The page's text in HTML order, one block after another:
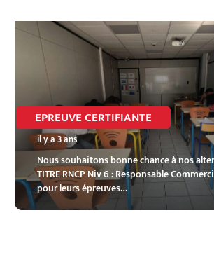
EPREUVE CERTIFIANTE
il y a 3 ans
Nous souhaitons bonne chance à nos
TITRE RNCP Niv 6 : Responsable
pour leurs épreuves…